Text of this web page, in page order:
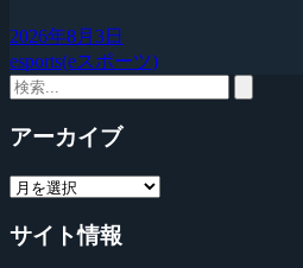
2026年8月3日
esports(eスポーツ)
アーカイブ
サイト情報